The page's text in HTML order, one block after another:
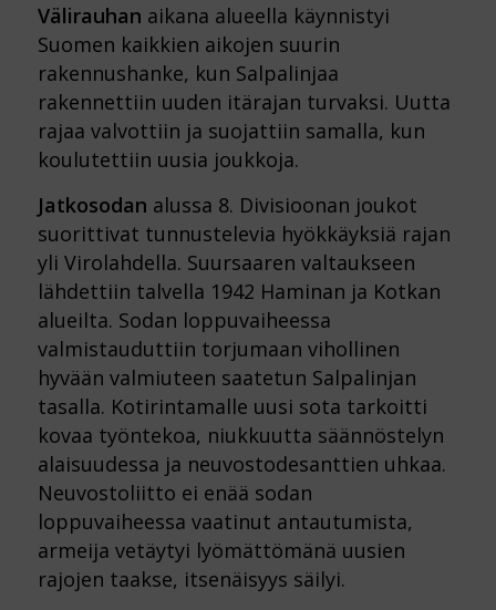
Välirauhan aikana alueella käynnistyi
Suomen kaikkien aikojen suurin
rakennushanke, kun Salpalinjaa
rakennettiin uuden itärajan turvaksi. Uutta
rajaa valvottiin ja suojattiin samalla, kun
koulutettiin uusia joukkoja.
Jatkosodan alussa 8. Divisioonan joukot
suorittivat tunnustelevia hyökkäyksiä rajan
yli Virolahdella. Suursaaren valtaukseen
lähdettiin talvella 1942 Haminan ja Kotkan
alueilta. Sodan loppuvaiheessa
valmistauduttiin torjumaan vihollinen
hyvään valmiuteen saatetun Salpalinjan
tasalla. Kotirintamalle uusi sota tarkoitti
kovaa työntekoa, niukkuutta säännöstelyn
alaisuudessa ja neuvostodesanttien uhkaa.
Neuvostoliitto ei enää sodan
loppuvaiheessa vaatinut antautumista,
armeija vetäytyi lyömättömänä uusien
rajojen taakse, itsenäisyys säilyi.